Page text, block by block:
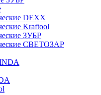
DEXX
Kraftool
ЗУБР
СВЕТОЗАР